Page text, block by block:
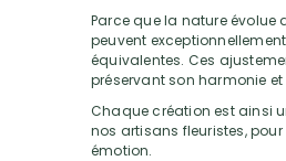
Parce que la nature évolue
peuvent
équivalentes. Ces
préservant son harmonie
Chaque création est ainsi
nos artisans fleuristes,
émotion.